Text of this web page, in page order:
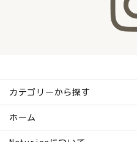
カテゴリーから探す
ホーム